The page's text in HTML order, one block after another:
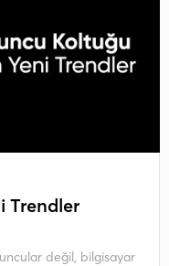
Trendler
değil, bilgisayar